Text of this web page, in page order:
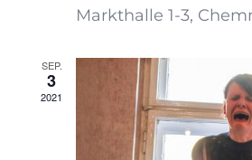
Markthalle 1-3,
SEP.
3
2021